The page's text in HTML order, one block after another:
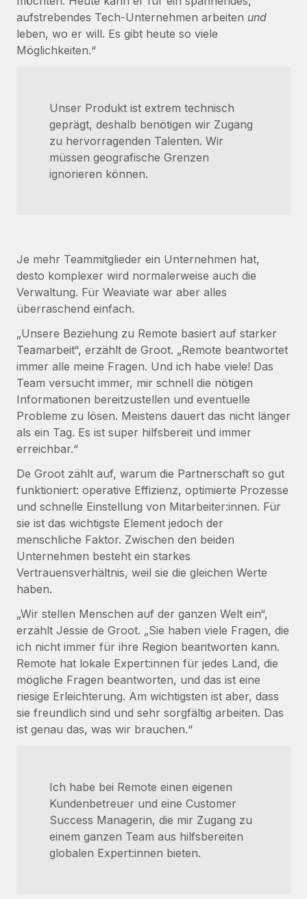
aufstrebendes Tech-Unternehmen arbeiten und
leben, wo er will. Es gibt heute so viele
Möglichkeiten.“
Unser Produkt ist extrem technisch
geprägt, deshalb benötigen wir Zugang
zu hervorragenden Talenten. Wir
müssen geografische Grenzen
ignorieren können.
Je mehr Teammitglieder ein Unternehmen hat,
desto komplexer wird normalerweise auch die
Verwaltung. Für Weaviate war aber alles
überraschend einfach.
„Unsere Beziehung zu Remote basiert auf starker
Teamarbeit“, erzählt de Groot. „Remote beantwortet
immer alle meine Fragen. Und ich habe viele! Das
Team versucht immer, mir schnell die nötigen
Informationen bereitzustellen und eventuelle
Probleme zu lösen. Meistens dauert das nicht länger
als ein Tag. Es ist super hilfsbereit und immer
erreichbar.“
De Groot zählt auf, warum die Partnerschaft so gut
funktioniert: operative Effizienz, optimierte Prozesse
und schnelle Einstellung von Mitarbeiter:innen. Für
sie ist das wichtigste Element jedoch der
menschliche Faktor. Zwischen den beiden
Unternehmen besteht ein starkes
Vertrauensverhältnis, weil sie die gleichen Werte
haben.
„Wir stellen Menschen auf der ganzen Welt ein“,
erzählt Jessie de Groot. „Sie haben viele Fragen, die
ich nicht immer für ihre Region beantworten kann.
Remote hat lokale Expert:innen für jedes Land, die
mögliche Fragen beantworten, und das ist eine
riesige Erleichterung. Am wichtigsten ist aber, dass
sie freundlich sind und sehr sorgfältig arbeiten. Das
ist genau das, was wir brauchen.“
Ich habe bei Remote einen eigenen
Kundenbetreuer und eine Customer
Success Managerin, die mir Zugang zu
einem ganzen Team aus hilfsbereiten
globalen Expert:innen bieten.